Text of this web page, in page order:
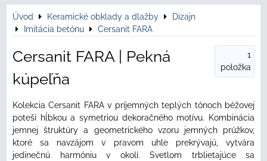
Úvod Keramické obklady a dlažby
Dizajn
Imitácia betónu
Cersanit FARA
Cersanit FARA | Pekná
kúpeľňa
1
položka
Kolekcia Cersanit FARA v príjemných teplých tónoch béžovej
poteší hĺbkou a symetriou dekoračného motívu. Kombinácia
jemnej štruktúry a geometrického vzoru jemných prúžkov,
ktoré sa navzájom v pravom uhle prekrývajú, vytvára
jedinečnú harmóniu v okolí. Svetlom trblietajúce sa